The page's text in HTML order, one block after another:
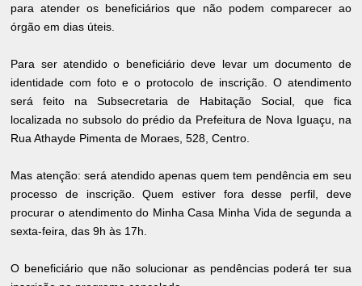
para atender os beneficiários que não podem comparecer ao
órgão em dias úteis.
Para ser atendido o beneficiário deve levar um documento de
identidade com foto e o protocolo de inscrição. O atendimento
será feito na Subsecretaria de Habitação Social, que fica
localizada no subsolo do prédio da Prefeitura de Nova Iguaçu, na
Rua Athayde Pimenta de Moraes, 528, Centro.
Mas atenção: será atendido apenas quem tem pendência em seu
processo de inscrição. Quem estiver fora desse perfil, deve
procurar o atendimento do Minha Casa Minha Vida de segunda a
sexta-feira, das 9h às 17h.
O beneficiário que não solucionar as pendências poderá ter sua